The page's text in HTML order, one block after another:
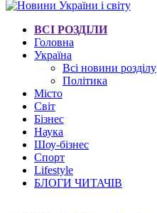
ВСІ РОЗДІЛИ
Головна
Україна
Всі новини розділу
Політика
Місто
Світ
Бізнес
Наука
Шоу-бізнес
Спорт
Lifestyle
БЛОГИ ЧИТАЧІВ